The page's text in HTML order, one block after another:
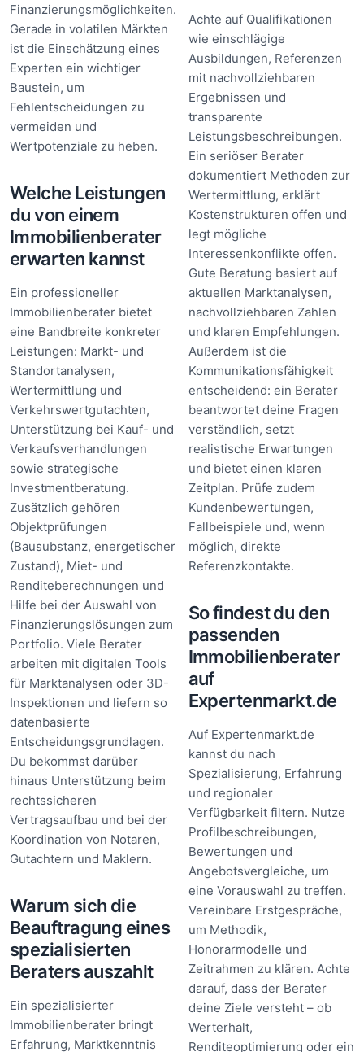
Finanzierungsmöglichkeiten.
Gerade in volatilen Märkten
ist die Einschätzung eines
Experten ein wichtiger
Baustein, um
Fehlentscheidungen zu
vermeiden und
Wertpotenziale zu heben.
Welche Leistungen
du von einem
Immobilienberater
erwarten kannst
Ein professioneller
Immobilienberater bietet
eine Bandbreite konkreter
Leistungen: Markt- und
Standortanalysen,
Wertermittlung und
Verkehrswertgutachten,
Unterstützung bei Kauf- und
Verkaufsverhandlungen
sowie strategische
Investmentberatung.
Zusätzlich gehören
Objektprüfungen
(Bausubstanz, energetischer
Zustand), Miet- und
Renditeberechnungen und
Hilfe bei der Auswahl von
Finanzierungslösungen zum
Portfolio. Viele Berater
arbeiten mit digitalen Tools
für Marktanalysen oder 3D-
Inspektionen und liefern so
datenbasierte
Entscheidungsgrundlagen.
Du bekommst darüber
hinaus Unterstützung beim
rechtssicheren
Vertragsaufbau und bei der
Koordination von Notaren,
Gutachtern und Maklern.
Warum sich die
Beauftragung eines
spezialisierten
Beraters auszahlt
Ein spezialisierter
Immobilienberater bringt
Erfahrung, Marktkenntnis
Achte auf Qualifikationen
wie einschlägige
Ausbildungen, Referenzen
mit nachvollziehbaren
Ergebnissen und
transparente
Leistungsbeschreibungen.
Ein seriöser Berater
dokumentiert Methoden zur
Wertermittlung, erklärt
Kostenstrukturen offen und
legt mögliche
Interessenkonflikte offen.
Gute Beratung basiert auf
aktuellen Marktanalysen,
nachvollziehbaren Zahlen
und klaren Empfehlungen.
Außerdem ist die
Kommunikationsfähigkeit
entscheidend: ein Berater
beantwortet deine Fragen
verständlich, setzt
realistische Erwartungen
und bietet einen klaren
Zeitplan. Prüfe zudem
Kundenbewertungen,
Fallbeispiele und, wenn
möglich, direkte
Referenzkontakte.
So findest du den
passenden
Immobilienberater
auf
Expertenmarkt.de
Auf Expertenmarkt.de
kannst du nach
Spezialisierung, Erfahrung
und regionaler
Verfügbarkeit filtern. Nutze
Profilbeschreibungen,
Bewertungen und
Angebotsvergleiche, um
eine Vorauswahl zu treffen.
Vereinbare Erstgespräche,
um Methodik,
Honorarmodelle und
Zeitrahmen zu klären. Achte
darauf, dass der Berater
deine Ziele versteht – ob
Werterhalt,
Renditeoptimierung oder ein